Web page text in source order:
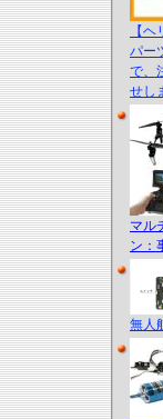
【
パー
で、
せし
マル
ン：
無人